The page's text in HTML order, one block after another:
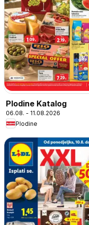
Plodine Katalog
06.08. - 11.08.2026
Plodine